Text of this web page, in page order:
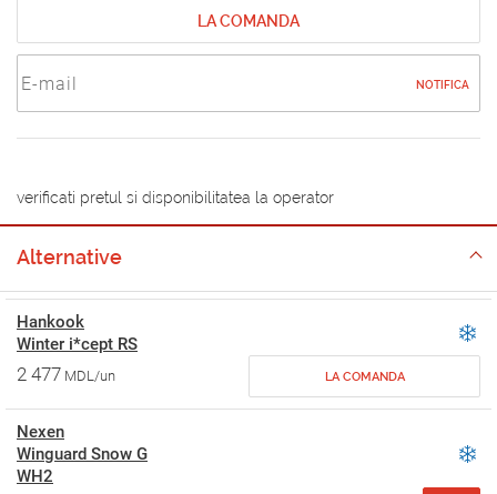
LA COMANDA
NOTIFICA
verificati pretul si disponibilitatea la operator
Alternative
Hankook
Winter i*cept RS
2 477 MDL/un LA COMANDA
Nexen
Winguard Snow G
WH2